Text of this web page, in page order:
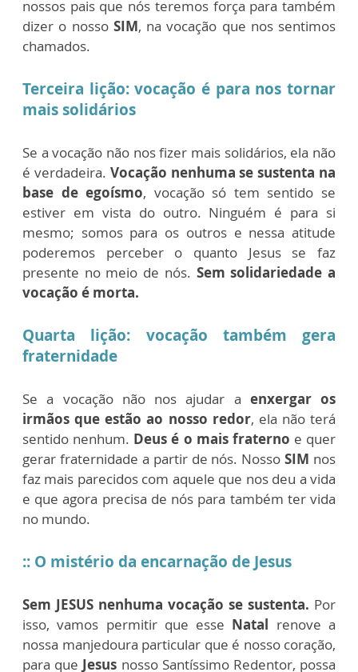
nossos pais que nós teremos força para também
dizer o nosso SIM, na vocação que nos sentimos
chamados.
Terceira lição: vocação é para nos tornar
mais solidários
Se a vocação não nos fizer mais solidários, ela não
é verdadeira. Vocação nenhuma se sustenta na
base de egoísmo, vocação só tem sentido se
estiver em vista do outro. Ninguém é para si
mesmo; somos para os outros e nessa atitude
poderemos perceber o quanto Jesus se faz
presente no meio de nós. Sem solidariedade a
vocação é morta.
Quarta lição: vocação também gera
fraternidade
Se a vocação não nos ajudar a enxergar os
irmãos que estão ao nosso redor, ela não terá
sentido nenhum. Deus é o mais fraterno e quer
gerar fraternidade a partir de nós. NossoSIM nos
faz mais parecidos com aquele que nos deu a vida
e que agora precisa de nós para também ter vida
no mundo.
:: O mistério da encarnação de Jesus
Sem JESUS nenhuma vocação se sustenta. Por
isso, vamos permitir que esse Natal renove a
nossa manjedoura particular que é nosso coração,
para que Jesus nosso Santíssimo Redentor, possa